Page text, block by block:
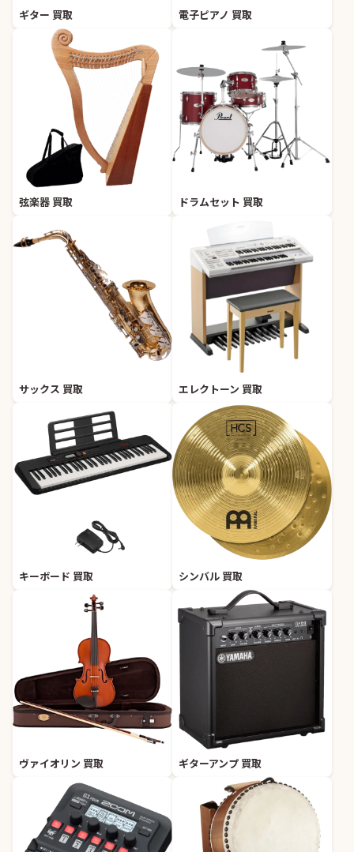
ギター 買取 電子ピアノ 買取
弦楽器 買取 ドラムセット 買取
サックス 買取 エレクトーン 買取
キーボード 買取 シンバル 買取
ヴァイオリン 買取 ギターアンプ 買取